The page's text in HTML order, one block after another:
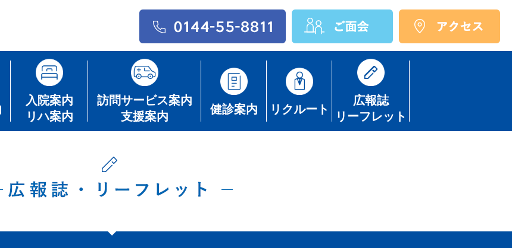
入院案内
リハ案内
訪問サービス案内
支援案内
健診案内 リクルート
広報誌
リーフレット